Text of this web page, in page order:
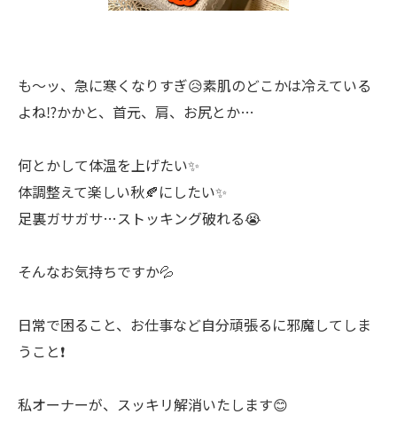
も〜ッ、急に寒くなりすぎ😥素肌のどこかは冷えている
よね⁉️かかと、首元、肩、お尻とか…
何とかして体温を上げたい✨
体調整えて楽しい秋🍂にしたい✨
足裏ガサガサ…ストッキング破れる😭
そんなお気持ちですか💦
日常で困ること、お仕事など自分頑張るに邪魔してしま
うこと❗️
私オーナーが、スッキリ解消いたします😊